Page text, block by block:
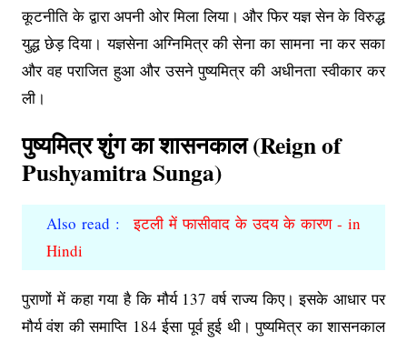
कूटनीति के द्वारा अपनी ओर मिला लिया। और फिर यज्ञ सेन के विरुद्ध
युद्ध छेड़ दिया। यज्ञसेना अग्निमित्र की सेना का सामना ना कर सका
और वह पराजित हुआ और उसने पुष्यमित्र की अधीनता स्वीकार कर
ली।
पुष्यमित्र शुंग का शासनकाल (Reign of
Pushyamitra Sunga)
Also read :
इटली में फासीवाद के उदय के कारण - in
Hindi
पुराणों में कहा गया है कि मौर्य 137 वर्ष राज्य किए। इसके आधार पर
मौर्य वंश की समाप्ति 184 ईसा पूर्व हुई थी। पुष्यमित्र का शासनकाल